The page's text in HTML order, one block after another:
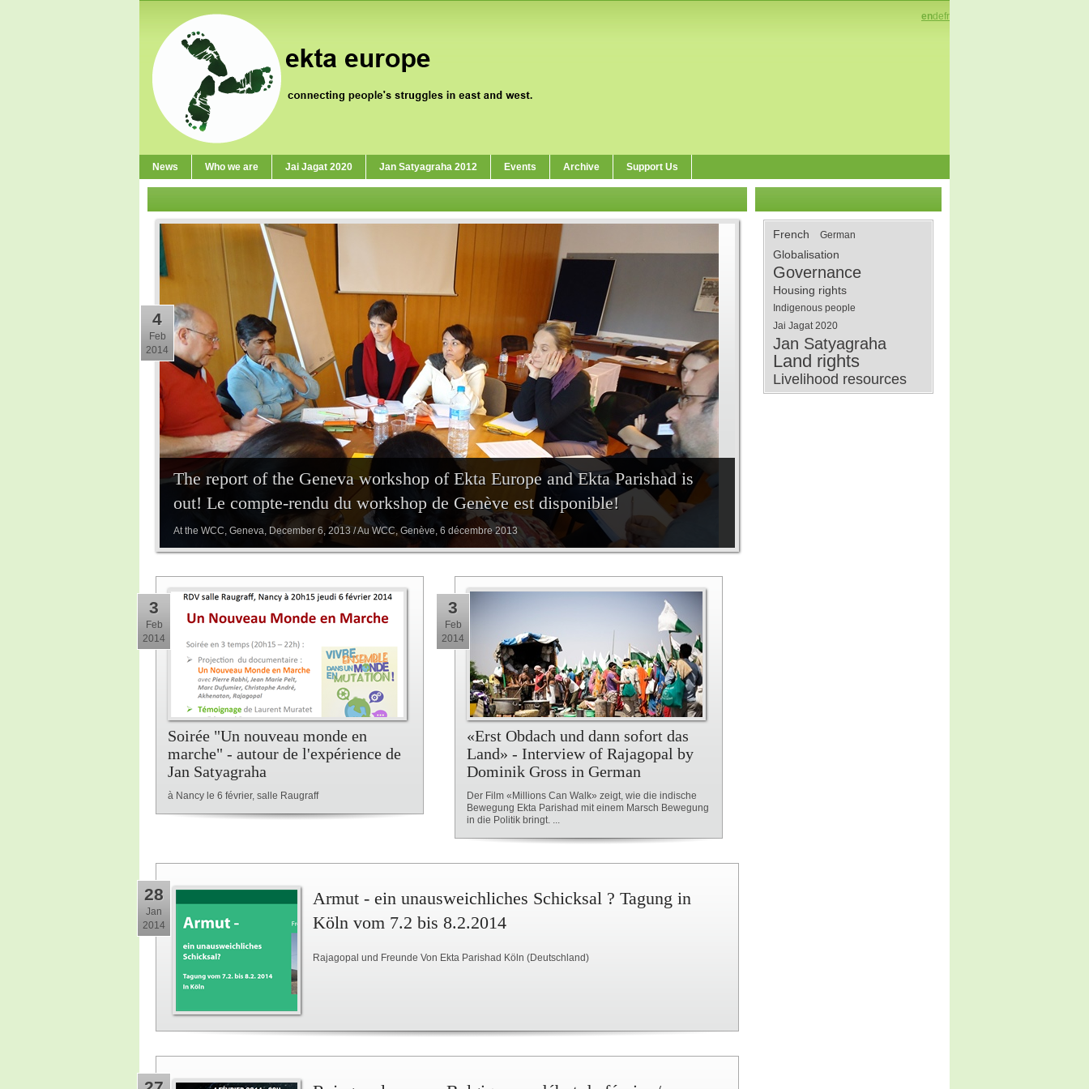
endefr
News Who we are Jai Jagat 2020 Jan Satyagraha 2012 Events Archive Support Us
The report of the Geneva workshop of Ekta Europe and Ekta Parishad is
out! Le compte-rendu du workshop de Genève est disponible!
At the WCC, Geneva, December 6, 2013 / Au WCC, Genève, 6 décembre 2013
4
Feb
2014
Soirée "Un nouveau monde en
marche" - autour de l'expérience de
Jan Satyagraha
à Nancy le 6 février, salle Raugraff
3
Feb
2014
«Erst Obdach und dann sofort das
Land» - Interview of Rajagopal by
Dominik Gross in German
Der Film «Millions Can Walk» zeigt, wie die indische
Bewegung Ekta Parishad mit einem Marsch Bewegung
in die Politik bringt. ...
3
Feb
2014
28
Jan
2014
Armut - ein unausweichliches Schicksal ? Tagung in
Köln vom 7.2 bis 8.2.2014
Rajagopal und Freunde Von Ekta Parishad Köln (Deutschland)
French German
Globalisation
Governance
Housing rights
Indigenous people
Jai Jagat 2020
Jan Satyagraha
Land rights
Livelihood resources